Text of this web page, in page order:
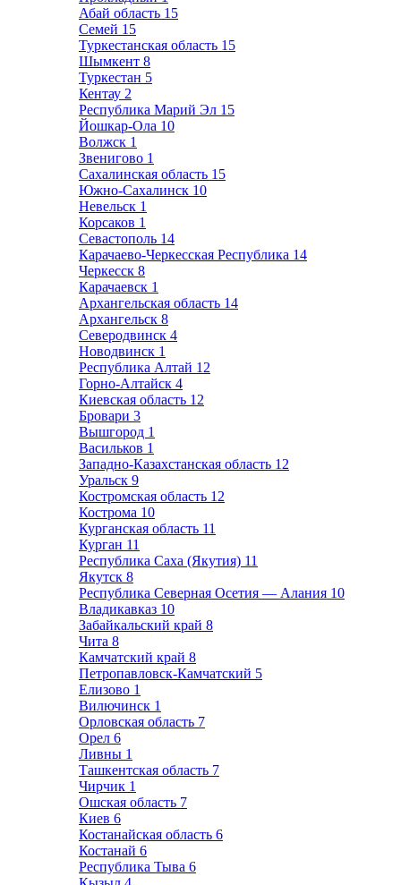
Абай область 15
Семей 15
Туркестанская область 15
Шымкент 8
Туркестан 5
Кентау 2
Республика Марий Эл 15
Йошкар-Ола 10
Волжск 1
Звенигово 1
Сахалинская область 15
Южно-Сахалинск 10
Невельск 1
Корсаков 1
Севастополь 14
Карачаево-Черкесская Республика 14
Черкесск 8
Карачаевск 1
Архангельская область 14
Архангельск 8
Северодвинск 4
Новодвинск 1
Республика Алтай 12
Горно-Алтайск 4
Киевская область 12
Бровари 3
Вышгород 1
Васильков 1
Западно-Казахстанская область 12
Уральск 9
Костромская область 12
Кострома 10
Курганская область 11
Курган 11
Республика Саха (Якутия) 11
Якутск 8
Республика Северная Осетия — Алания 10
Владикавказ 10
Забайкальский край 8
Чита 8
Камчатский край 8
Петропавловск-Камчатский 5
Елизово 1
Вилючинск 1
Орловская область 7
Орел 6
Ливны 1
Ташкентская область 7
Чирчик 1
Ошская область 7
Киев 6
Костанайская область 6
Костанай 6
Республика Тыва 6